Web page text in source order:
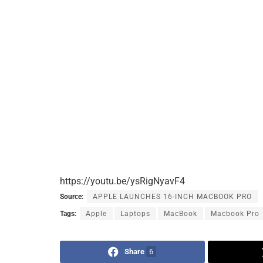
https://youtu.be/ysRigNyavF4
Source: APPLE LAUNCHES 16-INCH MACBOOK PRO
Tags: Apple Laptops MacBook Macbook Pro
Share 6